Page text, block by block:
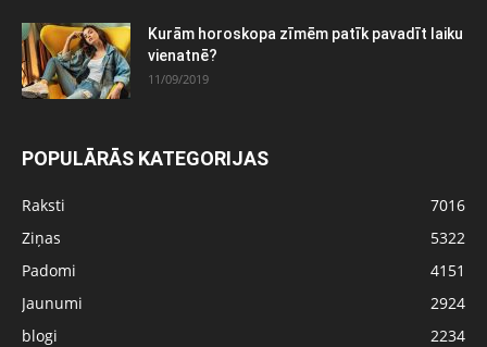
Kurām horoskopa zīmēm patīk pavadīt laiku
vienatnē?
11/09/2019
POPULĀRĀS KATEGORIJAS
Raksti
7016
Ziņas
5322
Padomi
4151
Jaunumi
2924
blogi
2234